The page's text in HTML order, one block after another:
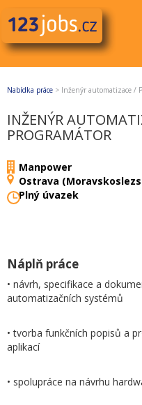
Nabídka práce > Inženýr automatizace /
INŽENÝR
PROGRAMÁTOR
Manpower
Ostrava
Plný úvazek
Náplň práce
• návrh, specifikace a
automatizačních systémů
• tvorba funkčních popisů a
aplikací
• spolupráce na návrhu